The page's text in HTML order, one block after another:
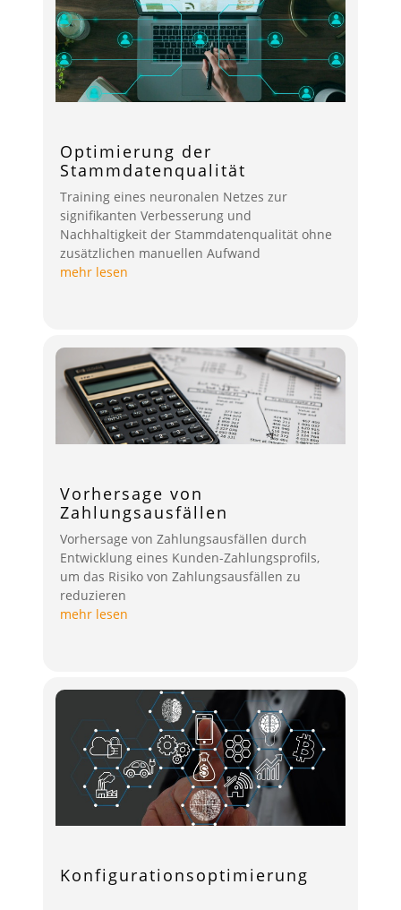
Optimierung der
Stammdatenqualität
Training eines neuronalen Netzes zur
signifikanten Verbesserung und
Nachhaltigkeit der Stammdatenqualität ohne
zusätzlichen manuellen Aufwand
mehr lesen
Vorhersage von
Zahlungsausfällen
Vorhersage von Zahlungsausfällen durch
Entwicklung eines Kunden-Zahlungsprofils,
um das Risiko von Zahlungsausfällen zu
reduzieren
mehr lesen
Konfigurationsoptimierung